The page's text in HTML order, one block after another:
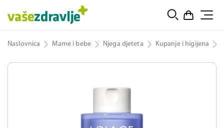
Naslovnica Mame i bebe Njega djeteta Kupanje i higijena